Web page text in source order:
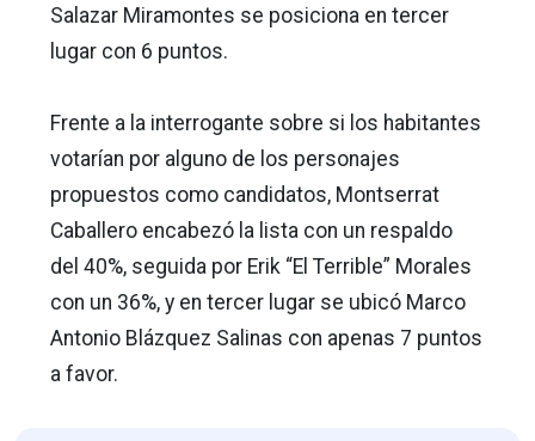
Salazar Miramontes se posiciona en tercer
lugar con 6 puntos.
Frente a la interrogante sobre si los habitantes
votarían por alguno de los personajes
propuestos como candidatos, Montserrat
Caballero encabezó la lista con un respaldo
del 40%, seguida por Erik “El Terrible” Morales
con un 36%, y en tercer lugar se ubicó Marco
Antonio Blázquez Salinas con apenas 7 puntos
a favor.